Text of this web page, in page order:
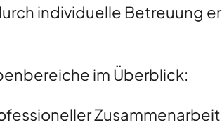
individuelle Betreuung
im Überblick: